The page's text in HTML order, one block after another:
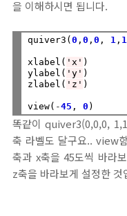
을 이해하시면 됩니다.
quiver3(0 ,0 ,0 , 1 , 1
xlabel( 'x' )
ylabel( 'y' )
zlabel( 'z' )
view( -45 , 0
똑같이 quiver3(0,0,0,
축 라벨도 달구요.. view
축과 x축을 45도씩 바라
z축을 바라보게 설정한 것